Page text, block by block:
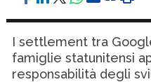
I settlement tra
famiglie statunitensi
responsabilità degli